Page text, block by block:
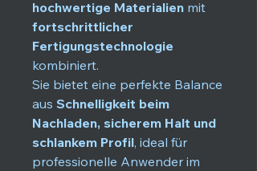
hochwertige Materialien mit
fortschrittlicher
Fertigungstechnologie
kombiniert.
Sie bietet eine perfekte Balance
aus Schnelligkeit beim
Nachladen, sicherem Halt und
schlankem Profil, ideal für
professionelle Anwender im